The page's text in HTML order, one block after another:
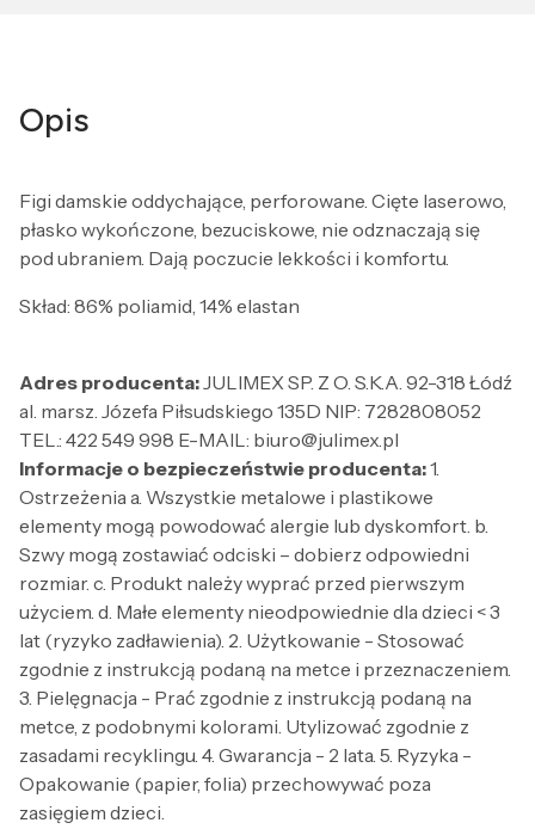
Opis
Figi damskie oddychające, perforowane. Cięte laserowo,
płasko wykończone, bezuciskowe, nie odznaczają się
pod ubraniem. Dają poczucie lekkości i komfortu.
Skład: 86% poliamid, 14% elastan
Adres producenta:JULIMEX SP. Z O. S.K.A. 92-318 Łódź
al. marsz. Józefa Piłsudskiego 135D NIP: 7282808052
TEL.: 422 549 998 E-MAIL: biuro@julimex.pl
Informacje o bezpieczeństwie producenta:1.
Ostrzeżenia a. Wszystkie metalowe i plastikowe
elementy mogą powodować alergie lub dyskomfort. b.
Szwy mogą zostawiać odciski – dobierz odpowiedni
rozmiar. c. Produkt należy wyprać przed pierwszym
użyciem. d. Małe elementy nieodpowiednie dla dzieci < 3
lat (ryzyko zadławienia). 2. Użytkowanie - Stosować
zgodnie z instrukcją podaną na metce i przeznaczeniem.
3. Pielęgnacja - Prać zgodnie z instrukcją podaną na
metce, z podobnymi kolorami. Utylizować zgodnie z
zasadami recyklingu. 4. Gwarancja - 2 lata. 5. Ryzyka -
Opakowanie (papier, folia) przechowywać poza
zasięgiem dzieci.